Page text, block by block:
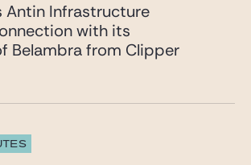
Antin Infrastructure
with its
Belambra from Clipper